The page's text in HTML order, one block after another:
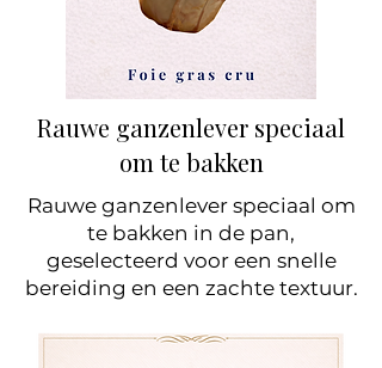
Rauwe ganzenlever speciaal
om te bakken
Rauwe ganzenlever speciaal om
te bakken in de pan,
geselecteerd voor een snelle
bereiding en een zachte textuur.